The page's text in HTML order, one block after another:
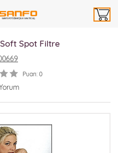
Spot Filtre
Puan: 0